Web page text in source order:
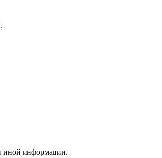
иной информации.